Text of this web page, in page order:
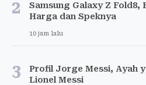
2
Samsung Galaxy Z Fold8,
Harga dan Speknya
10 jam lalu
3
Profil Jorge Messi, Ayah
Lionel Messi